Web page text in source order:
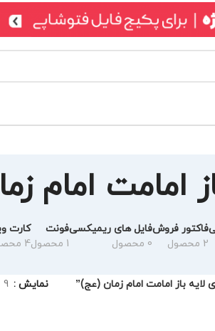
امامت امام
فاکتور فروش
2 محصول
فایل های ریمیکسی
0 محصول
فونت
1 محصول
کارت
4 محصول
باز امامت امام زمان (عج)” نمایش 9